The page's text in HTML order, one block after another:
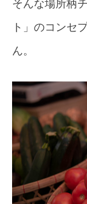
そんな場所柄
ト」のコンセ
ん。